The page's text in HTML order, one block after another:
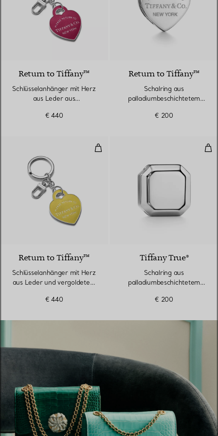
Return to Tiffany™
Schlüsselanhänger mit Herz
aus Leder aus
Messing
€ 440
Return to Tiffany™
Schalring aus
palladiumbeschichtetem
€ 200
Schlüsselanhänger mit Herz
Return to Tiffany™
Schlüsselanhänger mit Herz
aus Leder und vergoldetem
€ 440
Tiffany True®
Schalring aus
palladiumbeschichtetem
€ 200